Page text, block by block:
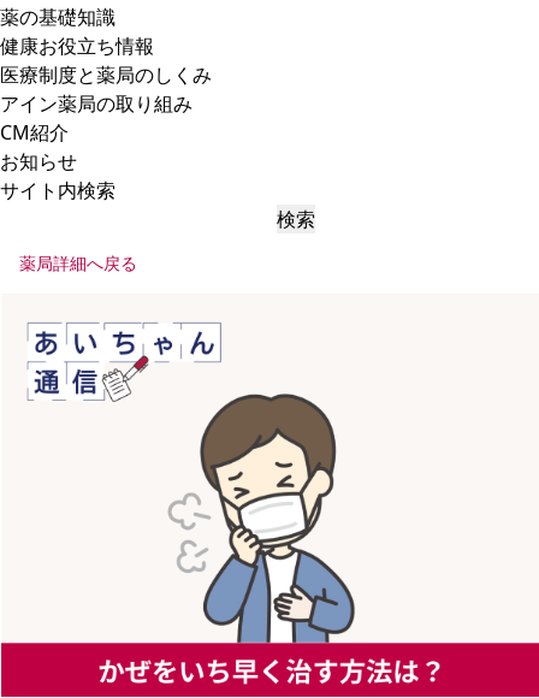
薬の基礎知識
健康お役立ち情報
医療制度と薬局のしくみ
アイン薬局の取り組み
CM紹介
お知らせ
サイト内検索
検索
薬局詳細へ戻る